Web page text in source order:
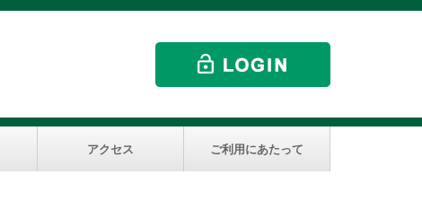
アクセス ご利用にあたって